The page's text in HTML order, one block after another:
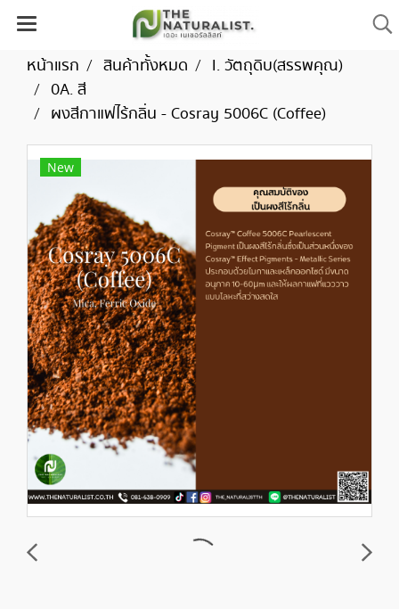
หน้าแรก สินค้าทั้งหมด
I. วัตถุดิบ(สรรพคุณ)
0A. สี
ผงสีกาแฟไร้กลิ่น - Cosray 5006C (Coffee)
New